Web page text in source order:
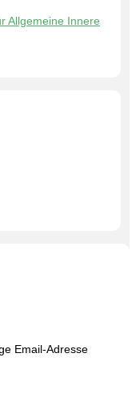
Allgemeine Innere
Email-Adresse